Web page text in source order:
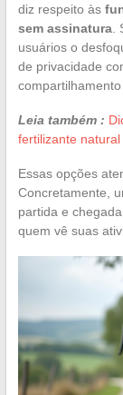
diz respeito às
sem assinatura.
usuários o
de privacidade
compartilhamento
Leia também :
fertilizante
Essas opções
Concretamente,
partida e
quem vê suas